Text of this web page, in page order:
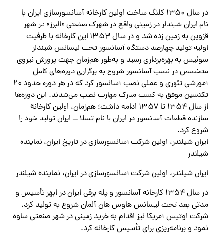
در سال ۱۳۵۰ کلنگ ساخت اولین کارخانه آسانسورسازی ایران با
نام ایران شیندلر در زمینی واقع در شهرک صنعتی «البرز» در شهر
قزوین به زمین زده شد و در سال ۱۳۵۳ این کارخانه با ظرفیت
اولیه تولید چهارصد دستگاه آسانسور تحت لیسانس شیندلر
سوئیس به بهره‌برداری رسید و به‌طور هم‌زمان جهت پرورش نیروی
متخصص در نصب آسانسور شروع به برگزاری دوره‌های کامل
آموزشی تئوری و عملی نصب آسانسور کرد که در هر دوره حدود ۲۰
تکنسین موفق به کسب مدرک مهارت نصب می‌شدند. این دوره‌ها
از سال ۱۳۵۴ تا ۱۳۵۷ ادامه داشت؛ هم‌زمان، اولین کارخانة
سازنده قطعات آسانسور در ایران با نام تسلا ــ ایران تولید خود را
شروع کرد.
ایران شیلندر، اولین شرکت آسانسورسازی در تاریخ ایران، نماینده
شیلندر
ایران شیلندر، اولین شرکت آسانسورسازی در ایران، نماینده شیلندر
در سال ۱۳۵۴ کارخانه آسانسور و پله برقی ایران در ابهر تأسیس و
مدتی بعد تحت لیسانس هاوس هان آلمان شروع به تولید کرد.
شرکت اوتیس آمریکا نیز اقدام به خرید زمینی در شهر صنعتی ساوه
نمود و برنامه‌ریزی برای تأسیس کارخانه کرد.